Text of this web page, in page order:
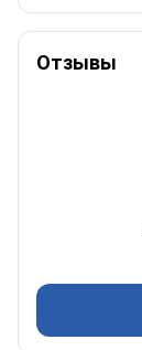
Отзывы